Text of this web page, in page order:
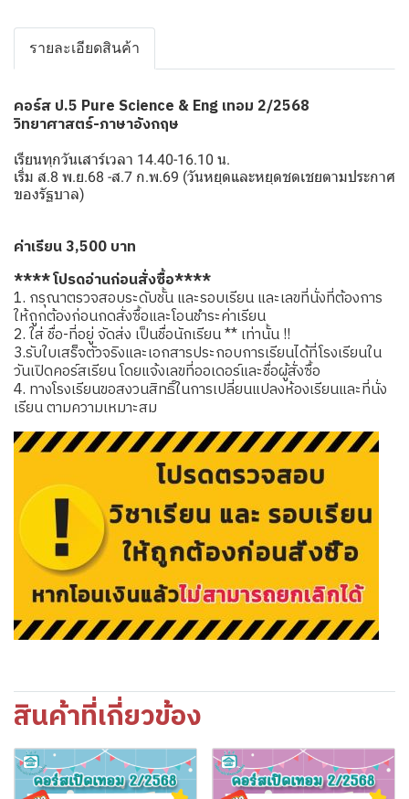
รายละเอียดสินค้า
คอร์ส ป.5 Pure Science & Eng เทอม 2/2568
วิทยาศาสตร์-ภาษาอังกฤษ
เรียนทุกวันเสาร์เวลา 14.40-16.10 น.
เริ่ม ส.8 พ.ย.68 -ส.7 ก.พ.69 (วันหยุดและหยุดชดเชยตามประกาศ
ของรัฐบาล)
ค่าเรียน 3,500 บาท
**** โปรดอ่านก่อนสั่งซื้อ****
1. กรุณาตรวจสอบระดับชั้น และรอบเรียน และเลขที่นั่งที่ต้องการ
ให้ถูกต้องก่อนกดสั่งซื้อและโอนชำระค่าเรียน
2. ใส่ ชื่อ-ที่อยู่ จัดส่ง เป็นชื่อนักเรียน ** เท่านั้น !!
3.รับใบเสร็จตัวจริงและเอกสารประกอบการเรียนได้ที่โรงเรียนใน
วันเปิดคอร์สเรียน โดยแจ้งเลขที่ออเดอร์และชื่อผู้สั่งซื้อ
4. ทางโรงเรียนขอสงวนสิทธิ์ในการเปลี่ยนแปลงห้องเรียนและที่นั่ง
เรียน ตามความเหมาะสม
สินค้าที่เกี่ยวข้อง